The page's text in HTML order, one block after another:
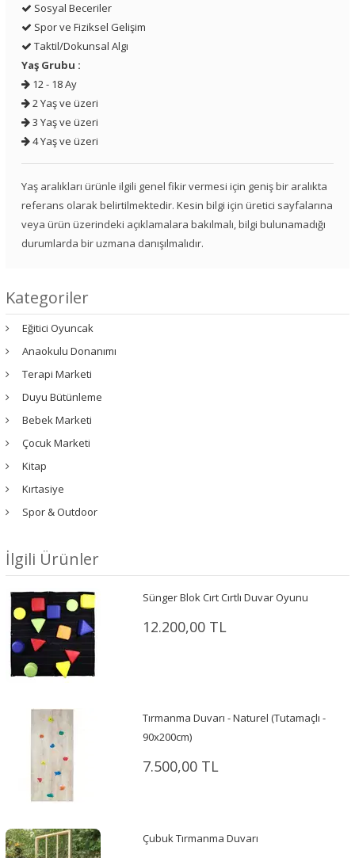
Sosyal Beceriler
Spor ve Fiziksel Gelişim
Taktil/Dokunsal Algı
Yaş Grubu :
12 - 18 Ay
2 Yaş ve üzeri
3 Yaş ve üzeri
4 Yaş ve üzeri
Yaş aralıkları ürünle ilgili genel fikir vermesi için geniş bir aralıkta
referans olarak belirtilmektedir. Kesin bilgi için üretici sayfalarına
veya ürün üzerindeki açıklamalara bakılmalı, bilgi bulunamadığı
durumlarda bir uzmana danışılmalıdır.
Kategoriler
Eğitici Oyuncak
Anaokulu Donanımı
Terapi Marketi
Duyu Bütünleme
Bebek Marketi
Çocuk Marketi
Kitap
Kırtasiye
Spor & Outdoor
İlgili Ürünler
Sünger Blok Cırt Cırtlı Duvar Oyunu
12.200,00 TL
Tırmanma Duvarı - Naturel (Tutamaçlı -
90x200cm)
7.500,00 TL
Çubuk Tırmanma Duvarı